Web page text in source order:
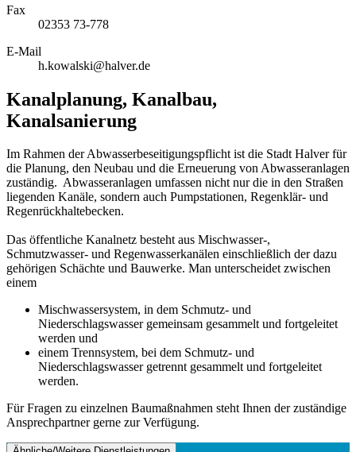
Fax
02353 73-778
E-Mail
h.kowalski@halver.de
Kanalplanung, Kanalbau,
Kanalsanierung
Im Rahmen der Abwasserbeseitigungspflicht ist die Stadt Halver für
die Planung, den Neubau und die Erneuerung von Abwasseranlagen
zuständig. Abwasseranlagen umfassen nicht nur die in den Straßen
liegenden Kanäle, sondern auch Pumpstationen, Regenklär- und
Regenrückhaltebecken.
Das öffentliche Kanalnetz besteht aus Mischwasser-,
Schmutzwasser- und Regenwasserkanälen einschließlich der dazu
gehörigen Schächte und Bauwerke. Man unterscheidet zwischen
einem
Mischwassersystem, in dem Schmutz- und
Niederschlagswasser gemeinsam gesammelt und fortgeleitet
werden und
einem Trennsystem, bei dem Schmutz- und
Niederschlagswasser getrennt gesammelt und fortgeleitet
werden.
Für Fragen zu einzelnen Baumaßnahmen steht Ihnen der zuständige
Ansprechpartner gerne zur Verfügung.